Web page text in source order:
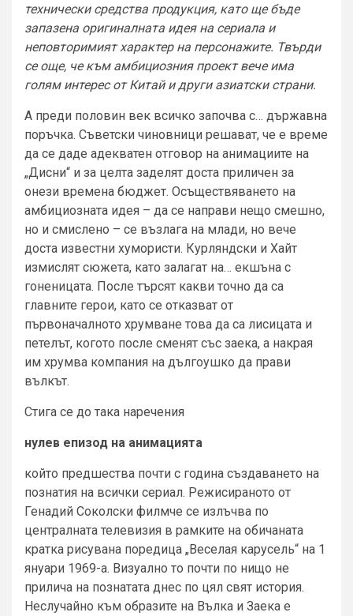
технически средства продукция, като ще бъде
запазена оригиналната идея на сериала и
неповторимият характер на персонажите. Твърди
се още, че към амбициозния проект вече има
голям интерес от Китай и други азиатски страни.
А преди половин век всичко започва с… държавна
поръчка. Съветски чиновници решават, че е време
да се даде адекватен отговор на анимациите на
„Дисни“ и за целта заделят доста приличен за
онези времена бюджет. Осъществяването на
амбициозната идея – да се направи нещо смешно,
но и смислено – се възлага на млади, но вече
доста известни хумористи. Курляндски и Хайт
измислят сюжета, като залагат на… екшъна с
гоненицата. После търсят какви точно да са
главните герои, като се отказват от
първоначалното хрумване това да са лисицата и
петелът, когото после сменят със заека, а накрая
им хрумва компания на дългоушко да прави
вълкът.
Стига се до така наречения
нулев епизод на анимацията
който предшества почти с година създаването на
познатия на всички сериал. Режисираното от
Генадий Соколски филмче се излъчва по
централната телевизия в рамките на обичаната
кратка рисувана поредица „Веселая карусель“ на 1
януари 1969-а. Визуално то почти по нищо не
прилича на познатата днес по цял свят история.
Неслучайно към образите на Вълка и Заека е